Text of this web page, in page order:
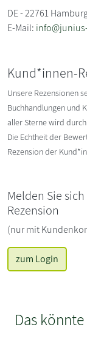
DE - 22761
E-Mail:
Kund*innen-
Unsere Rezensionen
Buchhandlungen und
aller Sterne wird
Die Echtheit der
Rezension der
Melden Sie
Rezension
(nur mit
zum Login
Das